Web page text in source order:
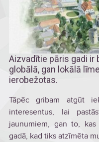
Aizvadītie pāris gadi ir
globālā, gan lokālā
ierobežotas.
Tāpēc gribam atgūt
interesentus, lai
jaunumiem, gan to,
gadā, kad tiks atzīmēta